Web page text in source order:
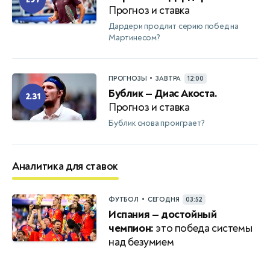
Прогноз и ставка
Дардери продлит серию побед на
Мартинесом?
2.31
ПРОГНОЗЫ • ЗАВТРА 12:00
Бублик — Диас Акоста.
Прогноз и ставка
Бублик снова проиграет?
Аналитика для ставок
ФУТБОЛ • СЕГОДНЯ 03:52
Испания — достойный
чемпион: это победа системы
над безумием